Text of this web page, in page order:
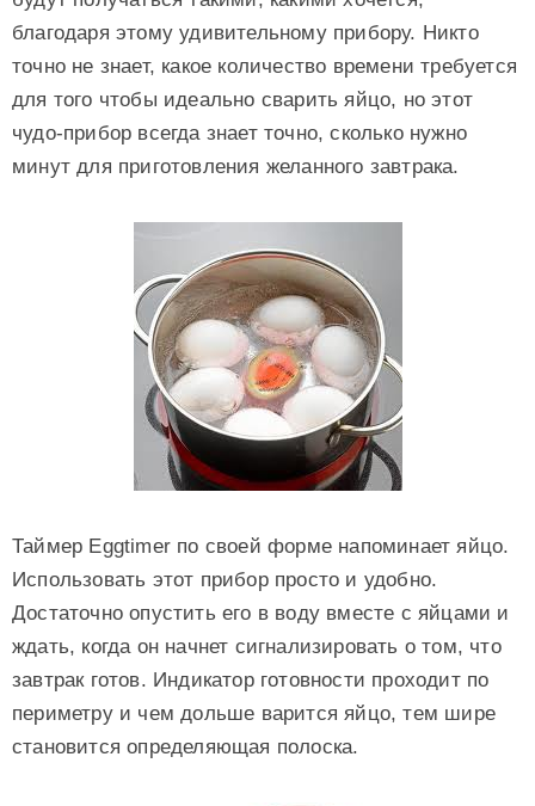
благодаря этому удивительному прибору. Никто
точно не знает, какое количество времени требуется
для того чтобы идеально сварить яйцо, но этот
чудо-прибор всегда знает точно, сколько нужно
минут для приготовления желанного завтрака.
Таймер Eggtimer по своей форме напоминает яйцо.
Использовать этот прибор просто и удобно.
Достаточно опустить его в воду вместе с яйцами и
ждать, когда он начнет сигнализировать о том, что
завтрак готов. Индикатор готовности проходит по
периметру и чем дольше варится яйцо, тем шире
становится определяющая полоска.